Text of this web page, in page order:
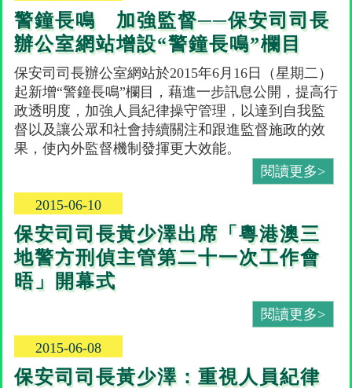
警鐘長鳴 加強監督──保安司司長
辦公室網站增設“警鐘長鳴”欄目
保安司司長辦公室網站於2015年6月16日（星期二）
起新增“警鐘長鳴”欄目，藉進一步訊息公開，提高行
政透明度，加強人員紀律操守管理，以達到自我監
督以及讓公眾和社會持續關注和跟進監督施政的效
果，使內外監督機制發揮更大效能。
閱讀更多>
2015-06-10
保安司司長黃少澤出席「粵港澳三
地警方刑偵主管第二十一次工作會
晤」開幕式
閱讀更多>
2015-06-08
保安司司長黃少澤：重視人員紀律